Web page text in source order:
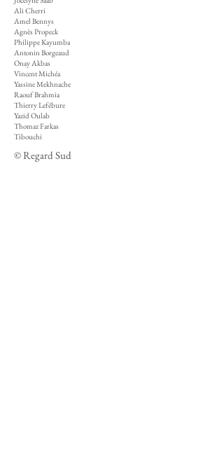
Ali Cherri
Amel Bennys
Agnès Propeck
Philippe Kayumba
Antonin Borgeaud
Onay Akbas
Vincent Michéa
Yassine Mekhnache
Raouf Brahmia
Thierry Lefébure
Yazid Oulab
Thomaz Farkas
Tibouchi
© Regard Sud